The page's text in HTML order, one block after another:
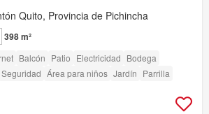
Quito, Provincia de Pichincha
398 m²
Balcón Patio Electricidad Bodega
Seguridad Área para niños Jardín Parrilla